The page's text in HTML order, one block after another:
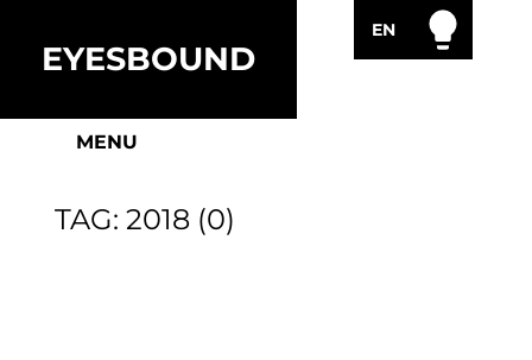
EYESBOUND
WORLDMAP
MENU
EN
TAG:2018 (0)